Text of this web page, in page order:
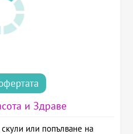
и Здраве
скули или попълване на